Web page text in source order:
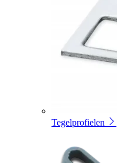
Tegelprofielen